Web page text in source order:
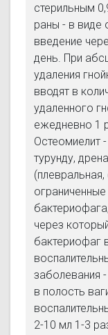
стерильным
раны - в виде
введение
день. При
удаления
вводят в
удаленного
ежедневно 1
Остеомиелит
турунду,
(плевральная,
через
бактериофаг
заболевания
в полость
2-10 мл 1-3